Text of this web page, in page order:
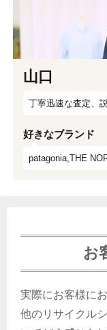
山口
丁寧迅速な査定、
好きなブランド
patagonia,THE
お
実際にお客様に
他のリサイクル